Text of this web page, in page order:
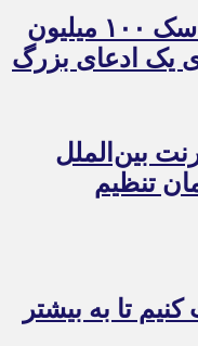
یک ساعت از زمان ایلان ماسک ۱۰۰ میلیون
یک ادعای بزرگ
اینترنت بین‌الملل
تنظیم
کنیم تا به بیشتر